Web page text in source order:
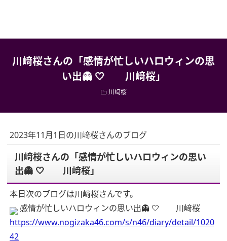
川﨑桜さんの「感情が忙しいハロウィンの思
い出👻 🤍 川﨑桜」
川﨑桜
2023年11月1日の川﨑桜さんのブログ
川﨑桜さんの「感情が忙しいハロウィンの思い
出👻 🤍 川﨑桜」
本日次のブログは川﨑桜さんです。
感情が忙しいハロウィンの思い出👻 🤍 川﨑桜
https://www.nogizaka46.com/s/n46/diary/detail/1020
42